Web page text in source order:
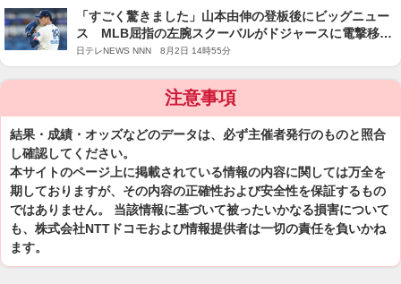
「すごく驚きました」山本由伸の登板後にビッグニュー
ス MLB屈指の左腕スクーバルがドジャースに電撃移籍
の報道
日テレNEWS NNN 8月2日 14時55分
注意事項
結果・成績・オッズなどのデータは、必ず主催者発行のものと照合
し確認してください。
本サイトのページ上に掲載されている情報の内容に関しては万全を
期しておりますが、その内容の正確性および安全性を保証するもの
ではありません。 当該情報に基づいて被ったいかなる損害について
も、株式会社NTTドコモおよび情報提供者は一切の責任を負いかね
ます。